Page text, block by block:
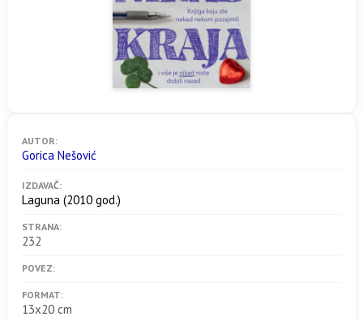
AUTOR:
Gorica Nešović
IZDAVAČ:
Laguna (2010 god.)
STRANA:
232
POVEZ:
FORMAT:
13x20 cm